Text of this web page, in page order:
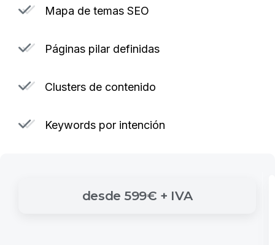
Mapa de temas SEO
Páginas pilar definidas
Clusters de contenido
Keywords por intención
desde 599€ + IVA